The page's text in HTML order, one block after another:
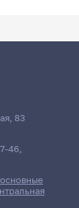
83
46,